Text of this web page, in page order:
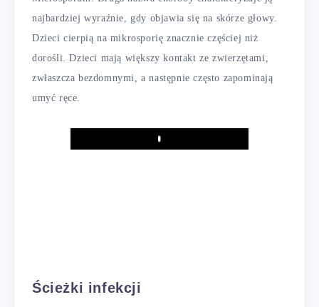
najbardziej wyraźnie, gdy objawia się na skórze głowy.
Dzieci cierpią na mikrosporię znacznie częściej niż
dorośli. Dzieci mają większy kontakt ze zwierzętami,
zwłaszcza bezdomnymi, a następnie często zapominają
umyć ręce.
Play
Ścieżki infekcji